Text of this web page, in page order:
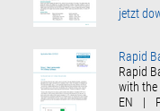
jetzt
Rapid
Rapid
with the
EN
|